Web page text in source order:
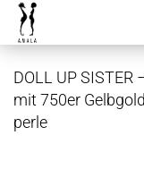
DOLL UP SIS­TER
mit 750er
per­le